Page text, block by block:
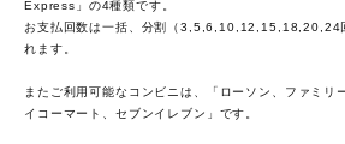
Express」の4種類です。
お支払回数は一括、分割（3,5,6,10,12,15,18,20,24
れます。
またご利用可能なコンビニは、「ローソン、ファミリ
イコーマート、セブンイレブン」です。